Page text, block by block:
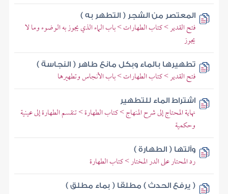
المعتصر من الشجر ( التطهر به )
فتح القدير > كتاب الطهارات > باب الماء الذي يجوز به الوضوء وما لا
يجوز
تطهيرها بالماء وبكل مانع طاهر ( النجاسة )
فتح القدير > كتاب الطهارات > باب الأنجاس وتطهيرها
اشتراط الماء للتطهير
نهاية المحتاج إلى شرح المنهاج > كتاب الطهارة > تنقسم الطهارة إلى عينية
وحكمية
وآلتها ( الطهارة )
رد المحتار على الدر المختار > كتاب الطهارة
( يرفع الحدث ) مطلقا ( بماء مطلق )